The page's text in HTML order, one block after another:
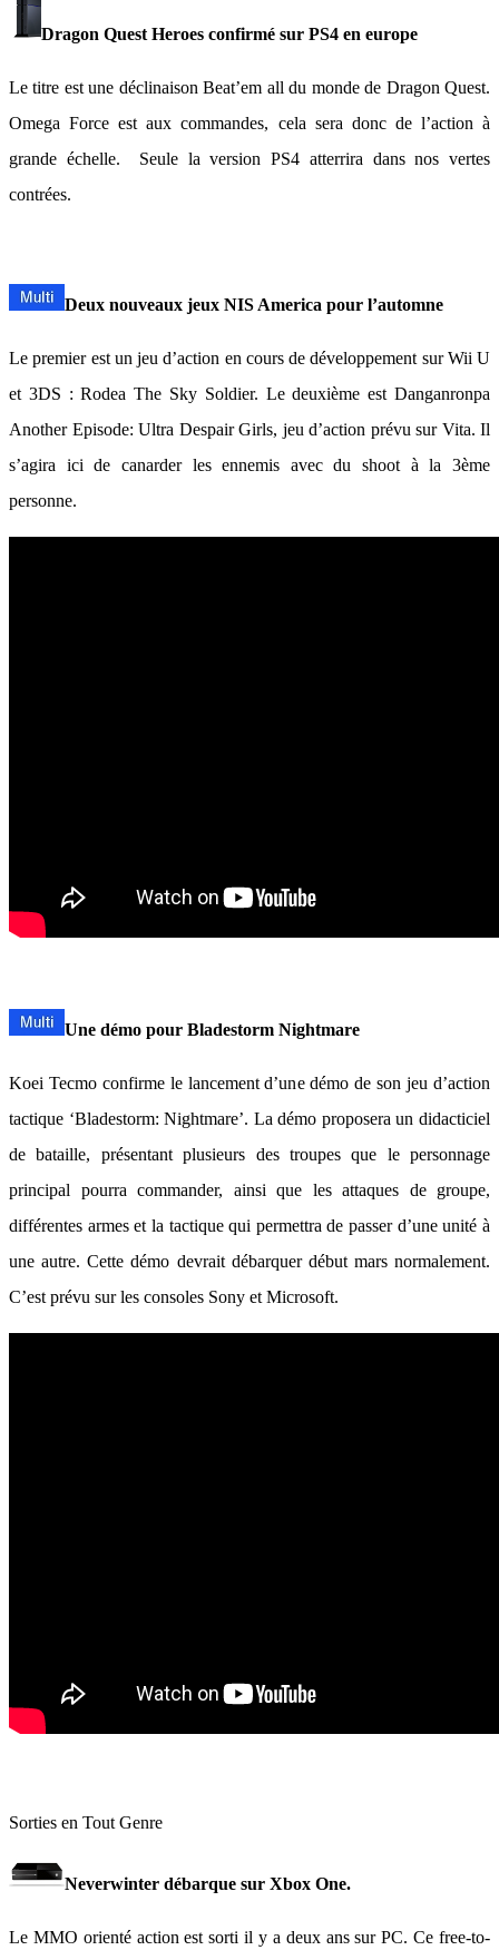
Dragon Quest Heroes confirmé sur PS4 en europe
Le titre est une déclinaison Beat’em all du monde de Dragon Quest.
Omega Force est aux commandes, cela sera donc de l’action à
grande échelle. Seule la version PS4 atterrira dans nos vertes
contrées.
Deux nouveaux jeux NIS America pour l’automne
Le premier est un jeu d’action en cours de développement sur Wii U
et 3DS : Rodea The Sky Soldier. Le deuxième est Danganronpa
Another Episode: Ultra Despair Girls, jeu d’action prévu sur Vita. Il
s’agira ici de canarder les ennemis avec du shoot à la 3ème
personne.
Une démo pour Bladestorm Nightmare
Koei Tecmo confirme le lancement d’une démo de son jeu d’action
tactique ‘Bladestorm: Nightmare’. La démo proposera un didacticiel
de bataille, présentant plusieurs des troupes que le personnage
principal pourra commander, ainsi que les attaques de groupe,
différentes armes et la tactique qui permettra de passer d’une unité à
une autre. Cette démo devrait débarquer début mars normalement.
C’est prévu sur les consoles Sony et Microsoft.
Sorties en Tout Genre
Neverwinter débarque sur Xbox One.
Le MMO orienté action est sorti il y a deux ans sur PC. Ce free-to-